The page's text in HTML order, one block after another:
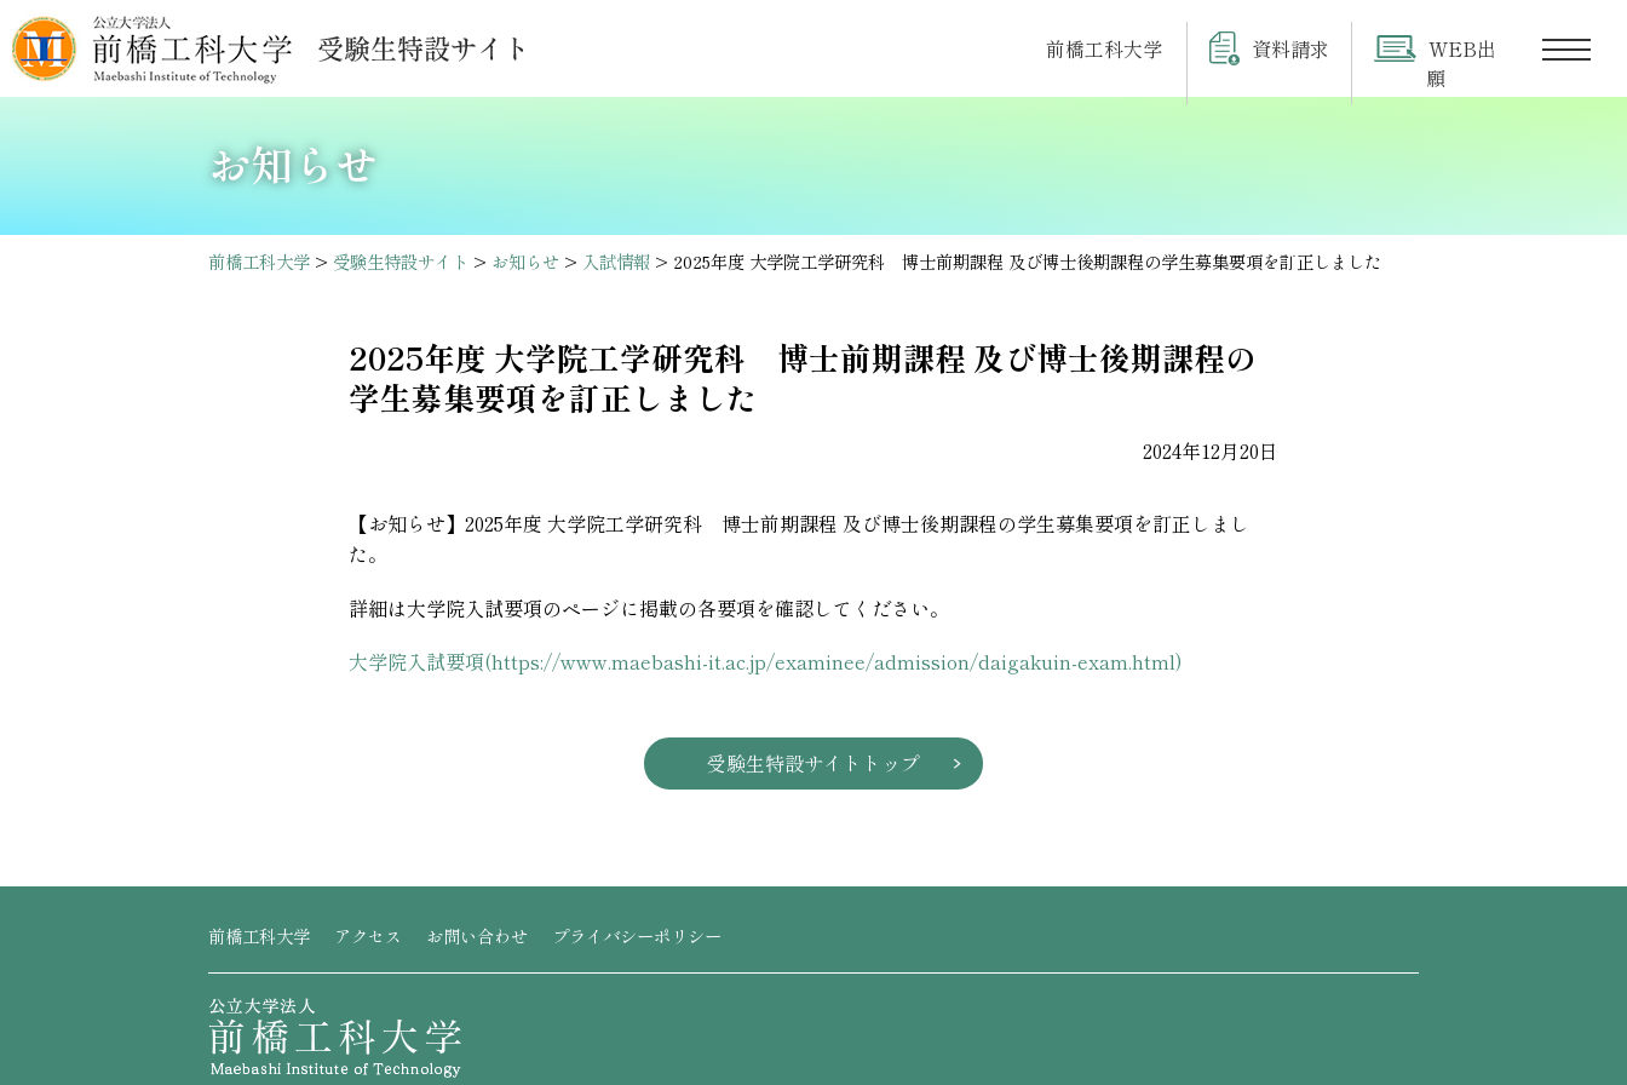
前橋工科大学 資料請求
WEB出
願
お知らせ
前橋工科大学 > 受験生特設サイト > お知らせ > 入試情報 > 2025年度 大学院工学研究科 博士前期課程 及び博士後期課程の学生募集要項を訂正しました
2025年度 大学院工学研究科 博士前期課程 及び博士後期課程の
学生募集要項を訂正しました
2024年12月20日
【お知らせ】2025年度 大学院工学研究科 博士前期課程 及び博士後期課程の学生募集要項を訂正しまし
た。
詳細は大学院入試要項のページに掲載の各要項を確認してください。
大学院入試要項(https://www.maebashi-it.ac.jp/examinee/admission/daigakuin-exam.html)
受験生特設サイトトップ
前橋工科大学 アクセス お問い合わせ プライバシーポリシー